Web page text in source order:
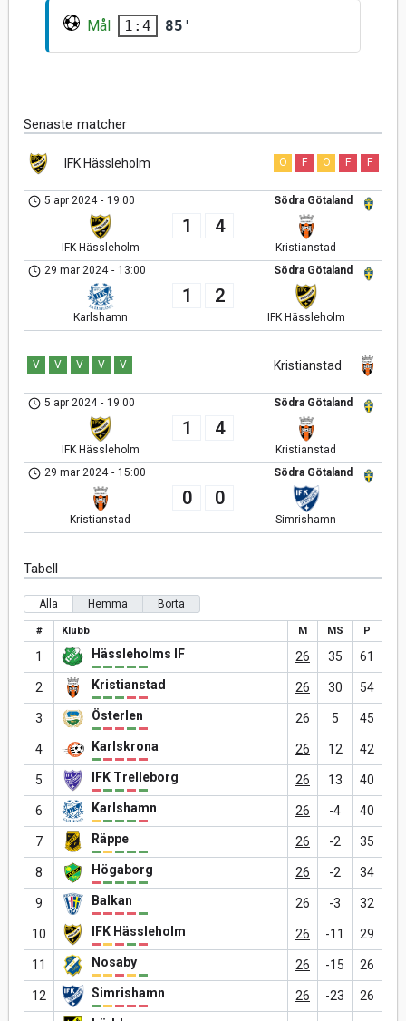
Mål 1:4 85'
Senaste matcher
IFK Hässleholm O F O F F
Södra Götaland
5 apr 2024 - 19:00
IFK Hässleholm
1 4
Kristianstad
Södra Götaland
29 mar 2024 - 13:00
Karlshamn
1 2
IFK Hässleholm
Kristianstad
V V V V V
Södra Götaland
5 apr 2024 - 19:00
IFK Hässleholm
1 4
Kristianstad
Södra Götaland
29 mar 2024 - 15:00
Kristianstad
0 0
Simrishamn
Tabell
Alla Hemma Borta
# Klubb M MS P
1 Hässleholms IF 26 35 61
2 Kristianstad 26 30 54
3 Österlen 26 5 45
4 Karlskrona 26 12 42
5 IFK Trelleborg 26 13 40
6 Karlshamn 26 -4 40
7 Räppe 26 -2 35
8 Högaborg 26 -2 34
9 Balkan 26 -3 32
10 IFK Hässleholm 26 -11 29
11 Nosaby 26 -15 26
12 Simrishamn 26 -23 26